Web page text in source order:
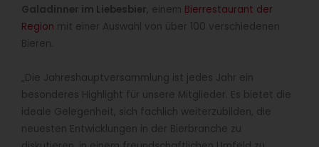
Galadinner im Liebesbier, einem Bierrestaurant der
Region mit einer Auswahl von über 100 verschiedenen
Bieren.
„Die Jahreshauptversammlung ist jedes Jahr ein
besonderes Highlight für unsere Mitglieder. Es bietet die
ideale Gelegenheit, sich fachlich weiterzubilden, die
neuesten Entwicklungen in der Bierbranche zu